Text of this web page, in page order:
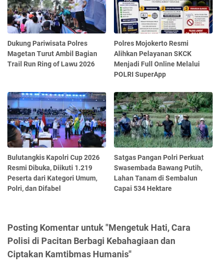
Dukung Pariwisata Polres
Magetan Turut Ambil Bagian
Trail Run Ring of Lawu 2026
Polres Mojokerto Resmi
Alihkan Pelayanan SKCK
Menjadi Full Online Melalui
POLRI SuperApp
Bulutangkis Kapolri Cup 2026
Resmi Dibuka, Diikuti 1.219
Peserta dari Kategori Umum,
Polri, dan Difabel
Satgas Pangan Polri Perkuat
Swasembada Bawang Putih,
Lahan Tanam di Sembalun
Capai 534 Hektare
Posting Komentar untuk "Mengetuk Hati, Cara
Polisi di Pacitan Berbagi Kebahagiaan dan
Ciptakan Kamtibmas Humanis"